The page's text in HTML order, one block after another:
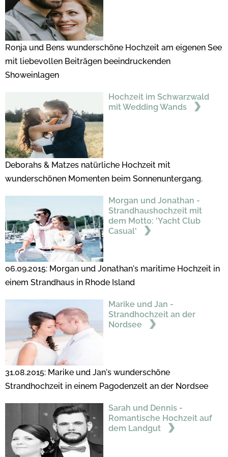
Ronja und Bens wunderschöne Hochzeit am eigenen See
mit liebevollen Beiträgen beeindruckenden
Showeinlagen
Hochzeit im Schwarzwald
mit Wedding Wands
Deborahs & Matzes natürliche Hochzeit mit
wunderschönen Momenten beim Sonnenuntergang.
Morgan und Jonathan -
Strandhaushochzeit mit
dem Motto: 'Yacht Club
Casual'
06.09.2015: Morgan und Jonathan's maritime Hochzeit in
einem Strandhaus in Rhode Island
Marike und Jan -
Strandhochzeit an der
Nordsee
31.08.2015: Marike und Jan's wunderschöne
Strandhochzeit in einem Pagodenzelt an der Nordsee
Sarah und Dennis -
Romantische Hochzeit auf
dem Landgut